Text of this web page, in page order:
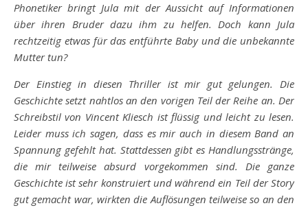
Phonetiker bringt Jula mit der Aussicht auf Informationen
über ihren Bruder dazu ihm zu helfen. Doch kann Jula
rechtzeitig etwas für das entführte Baby und die unbekannte
Mutter tun?
Der Einstieg in diesen Thriller ist mir gut gelungen. Die
Geschichte setzt nahtlos an den vorigen Teil der Reihe an. Der
Schreibstil von Vincent Kliesch ist flüssig und leicht zu lesen.
Leider muss ich sagen, dass es mir auch in diesem Band an
Spannung gefehlt hat. Stattdessen gibt es Handlungsstränge,
die mir teilweise absurd vorgekommen sind. Die ganze
Geschichte ist sehr konstruiert und während ein Teil der Story
gut gemacht war, wirkten die Auflösungen teilweise so an den